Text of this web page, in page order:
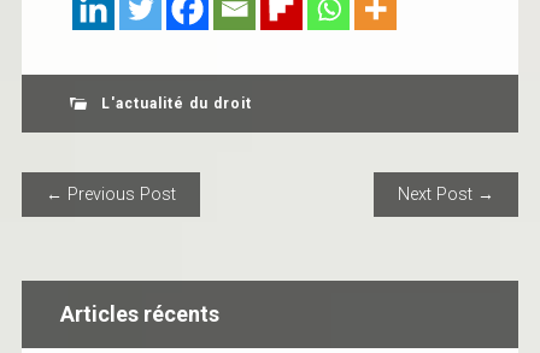
L'actualité du droit
POST NAVIGATION
← Previous Post Next Post →
Articles récents